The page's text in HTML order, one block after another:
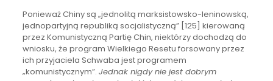
Ponieważ Chiny są „jednolitą marksistowsko-leninowską,
jednopartyjną republiką socjalistyczną” [125] kierowaną
przez Komunistyczną Partię Chin, niektórzy dochodzą do
wniosku, że program Wielkiego Resetu forsowany przez
ich przyjaciela Schwaba jest programem
„komunistycznym”. Jednak nigdy nie jest dobrym